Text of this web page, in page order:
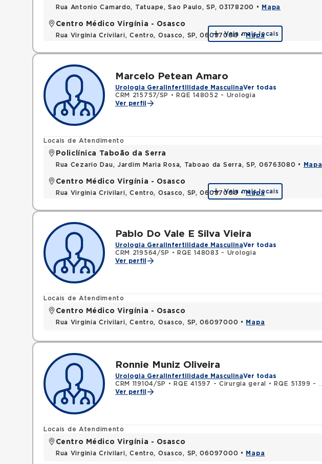
Rua Antonio Camardo, Tatuape, Sao Paulo, SP, 03178200 • Mapa
Centro Médico Virgínia - Osasco
Rua Virginia Crivilari, Centro, Osasco, SP, 06097000 •Mapa
Veja mais locais
Marcelo Petean Amaro
Urologia Geral Infertilidade MasculinaVer todas
CRM 215757/SP
•
RQE 148052 - Urologia
Ver perfil
Locais de Atendimento
Policlínica Taboão da Serra
Rua Cezario Dau, Jardim Maria Rosa, Taboao da Serra, SP, 06763080 • Mapa
Centro Médico Virgínia - Osasco
Rua Virginia Crivilari, Centro, Osasco, SP, 06097000 •Mapa
Veja mais locais
Pablo Do Vale E Silva Vieira
Urologia Geral Infertilidade MasculinaVer todas
CRM 219564/SP
•
RQE 148083 - Urologia
Ver perfil
Locais de Atendimento
Centro Médico Virgínia - Osasco
Rua Virginia Crivilari, Centro, Osasco, SP, 06097000 • Mapa
Ronnie Muniz Oliveira
Urologia Geral Infertilidade MasculinaVer todas
CRM 119104/SP
• RQE 41597 - Cirurgia geral •
RQE 51399 - Urologia
Ver perfil
Locais de Atendimento
Centro Médico Virgínia - Osasco
Rua Virginia Crivilari, Centro, Osasco, SP, 06097000 • Mapa